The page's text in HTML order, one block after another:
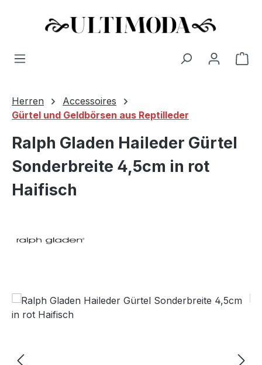
Zum Hauptinhalt springen
Herren
Accessoires
Gürtel und Geldbörsen aus Reptilleder
Ralph Gladen Haileder Gürtel
Sonderbreite 4,5cm in rot
Haifisch
Bildergalerie überspringen